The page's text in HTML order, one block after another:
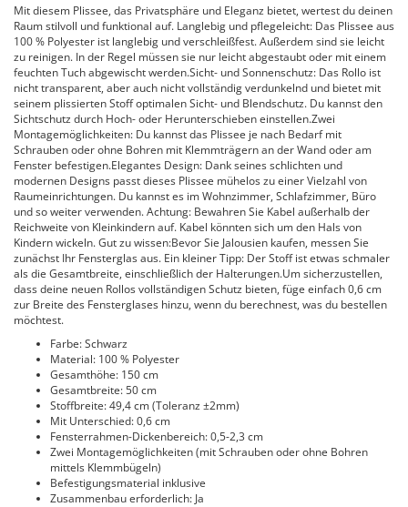
Mit diesem Plissee, das Privatsphäre und Eleganz bietet, wertest du deinen
Raum stilvoll und funktional auf. Langlebig und pflegeleicht: Das Plissee aus
100 % Polyester ist langlebig und verschleißfest. Außerdem sind sie leicht
zu reinigen. In der Regel müssen sie nur leicht abgestaubt oder mit einem
feuchten Tuch abgewischt werden.Sicht- und Sonnenschutz: Das Rollo ist
nicht transparent, aber auch nicht vollständig verdunkelnd und bietet mit
seinem plissierten Stoff optimalen Sicht- und Blendschutz. Du kannst den
Sichtschutz durch Hoch- oder Herunterschieben einstellen.Zwei
Montagemöglichkeiten: Du kannst das Plissee je nach Bedarf mit
Schrauben oder ohne Bohren mit Klemmträgern an der Wand oder am
Fenster befestigen.Elegantes Design: Dank seines schlichten und
modernen Designs passt dieses Plissee mühelos zu einer Vielzahl von
Raumeinrichtungen. Du kannst es im Wohnzimmer, Schlafzimmer, Büro
und so weiter verwenden. Achtung: Bewahren Sie Kabel außerhalb der
Reichweite von Kleinkindern auf. Kabel könnten sich um den Hals von
Kindern wickeln. Gut zu wissen:Bevor Sie Jalousien kaufen, messen Sie
zunächst Ihr Fensterglas aus. Ein kleiner Tipp: Der Stoff ist etwas schmaler
als die Gesamtbreite, einschließlich der Halterungen.Um sicherzustellen,
dass deine neuen Rollos vollständigen Schutz bieten, füge einfach 0,6 cm
zur Breite des Fensterglases hinzu, wenn du berechnest, was du bestellen
möchtest.
Farbe: Schwarz
Material: 100 % Polyester
Gesamthöhe: 150 cm
Gesamtbreite: 50 cm
Stoffbreite: 49,4 cm (Toleranz ±2mm)
Mit Unterschied: 0,6 cm
Fensterrahmen-Dickenbereich: 0,5-2,3 cm
Zwei Montagemöglichkeiten (mit Schrauben oder ohne Bohren
mittels Klemmbügeln)
Befestigungsmaterial inklusive
Zusammenbau erforderlich: Ja